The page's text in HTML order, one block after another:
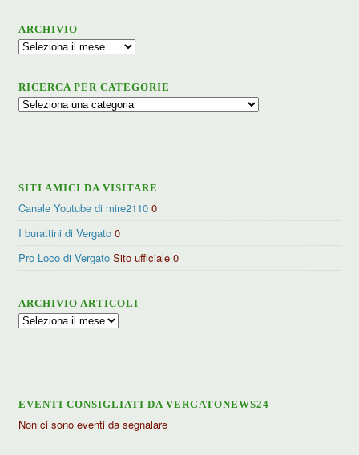
ARCHIVIO
Archivio
RICERCA PER CATEGORIE
Ricerca
SITI AMICI DA VISITARE
Canale Youtube di mire2110 0
I burattini di Vergato 0
Pro Loco di Vergato Sito ufficiale 0
ARCHIVIO ARTICOLI
Archivio
EVENTI CONSIGLIATI DA VERGATONEWS24
Non ci sono eventi da segnalare